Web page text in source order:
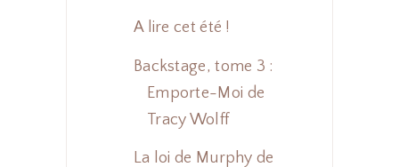
A lire cet été !
Backstage, tome 3 :
Emporte-Moi de
Tracy Wolff
La loi de Murphy de